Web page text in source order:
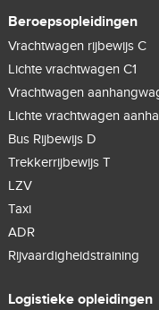
Beroepsopleidingen
Vrachtwagen rijbewijs C
Lichte vrachtwagen C1
Vrachtwagen
Lichte vrachtwagen
Bus Rijbewijs D
Trekkerrijbewijs T
LZV
Taxi
ADR
Rijvaardigheidstraining
Logistieke opleidingen